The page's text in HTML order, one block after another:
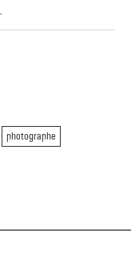
photographe